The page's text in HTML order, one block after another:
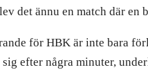
det ännu en match där en
för HBK är inte bara
efter några minuter,